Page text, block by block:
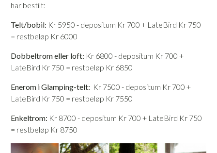
har bestilt:
Telt/bobil: Kr 5950 - depositum Kr 700 + LateBird Kr 750
= restbeløp Kr 6000
Dobbeltrom eller loft: Kr 6800 - depositum Kr 700 +
LateBird Kr 750 = restbeløp Kr 6850
Enerom i Glamping-telt: Kr 7500 - depositum Kr 700 +
LateBird Kr 750 = restbeløp Kr 7550
Enkeltrom: Kr 8700 - depositum Kr 700 + LateBird Kr 750
= restbeløp Kr 8750